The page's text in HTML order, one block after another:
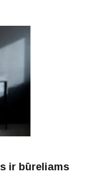
ir būreliams